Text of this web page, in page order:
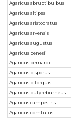
Agaricus abruptibulbus
Agaricus altipes
Agaricus aristocratus
Agaricus arvensis
Agaricus augustus
Agaricus benesii
Agaricus bernardi
Agaricus bisporus
Agaricus bitorquis
Agaricus butyreburneus
Agaricus campestris
Agaricus comtulus